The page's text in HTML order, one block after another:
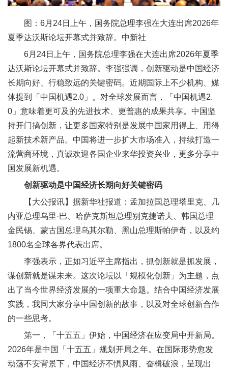
图：6月24日上午，国务院总理李强在大连出席2026年
夏季达沃斯论坛开幕式并致辞。中新社
6月24日上午，国务院总理李强在大连出席2026年夏季
达沃斯论坛开幕式并致辞。李强强调，创新驱动是中国经济
长期向好、行稳致远的关键密码。近期国际上不少机构、媒
体提到「中国机遇2.0」。对全球发展而言，「中国机遇2.
0」意味着更可及的先进技术、更普惠的成果共享。中国坚
持开门搞创新，让更多国家特别是发展中国家用得上、用得
起新技术新产品。中国将进一步扩大市场准入，持续打造一
流营商环境，真诚欢迎各国企业来华投资兴业，更多分享中
国发展新机遇。
创新驱动是中国经济长期向好关键密码
【大公报讯】据新华社报道：孟加拉国总理塔里克、几
内亚总理乌里·巴、哈萨克斯坦总理别克捷诺夫、韩国总理
金民锡、蒙古国总理乌其尔勒、黑山总理斯帕伊奇，以及约
1800名全球各界代表出席。
李强表示，正如习近平主席指出，抓创新就是抓发展，
谋创新就是谋未来。这次论坛以「规模化创新」为主题，点
出了当今世界经济发展的一项重大命题。结合中国经济发展
实践，我同大家分享中国创新的故事，以及对全球创新合作
的一些思考。
第一，「十五五」伊始，中国经济在应变局中开新局。
2026年是中国「十五五」规划开局之年。在国际形势愈发
动荡不安背景下，中国经济不惧风雨、奋楫破浪，呈现出